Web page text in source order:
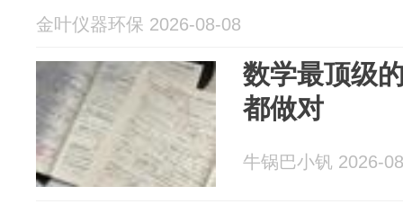
金叶仪器环保 2026-08-08
数学最顶级
都做对
牛锅巴小钒 2026-